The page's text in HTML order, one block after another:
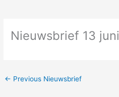
Nieuwsbrief 13 juni
← Previous Nieuwsbrief